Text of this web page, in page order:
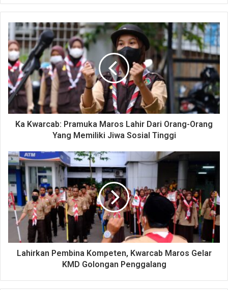
Ka Kwarcab: Pramuka Maros Lahir Dari Orang-Orang
Yang Memiliki Jiwa Sosial Tinggi
Lahirkan Pembina Kompeten, Kwarcab Maros Gelar
KMD Golongan Penggalang